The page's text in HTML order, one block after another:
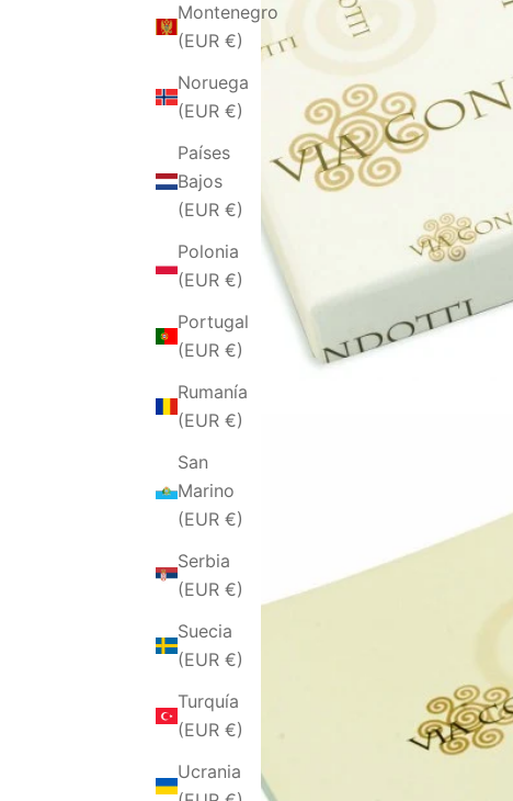
Montenegro
(EUR €)
Noruega
(EUR €)
Países
Bajos
(EUR €)
Polonia
(EUR €)
Portugal
(EUR €)
Rumanía
(EUR €)
San
Marino
(EUR €)
Serbia
(EUR €)
Suecia
(EUR €)
Turquía
(EUR €)
Ucrania